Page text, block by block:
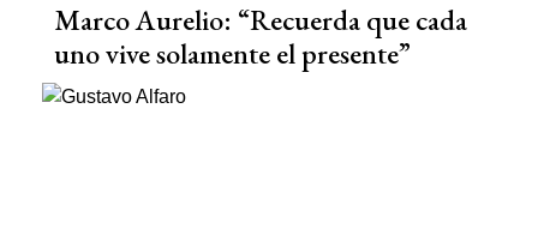
Marco Aurelio: “Recuerda que cada
uno vive solamente el presente”